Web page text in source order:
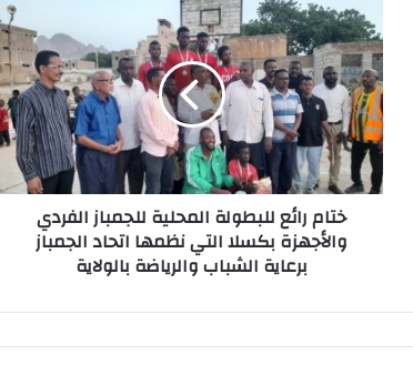
ختام رائع للبطولة المحلية للجمباز الفردي
والأجهزة بكسلا التي نظمها اتحاد الجمباز
برعاية الشباب والرياضة بالولاية